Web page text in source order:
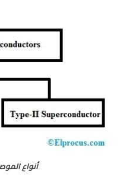
أنواع